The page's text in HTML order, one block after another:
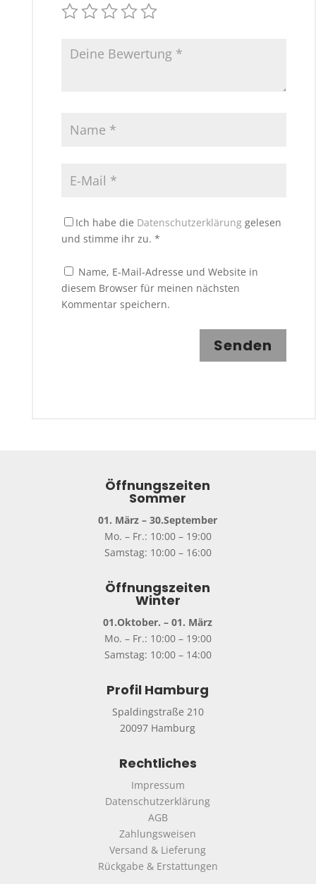
Ich habe die Datenschutzerklärunggelesen
und stimme ihr zu. *
Name, E-Mail-Adresse und Website in
diesem Browser für meinen nächsten
Kommentar speichern.
Senden
Öffnungszeiten
Sommer
01. März – 30.September
Mo. – Fr.: 10:00 – 19:00
Samstag: 10:00 – 16:00
Öffnungszeiten
Winter
01.Oktober. – 01. März
Mo. – Fr.: 10:00 – 19:00
Samstag: 10:00 – 14:00
Profil Hamburg
Spaldingstraße 210
20097 Hamburg
Rechtliches
Impressum
Datenschutzerklärung
AGB
Zahlungsweisen
Versand & Lieferung
Rückgabe & Erstattungen